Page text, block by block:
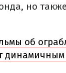
но
об